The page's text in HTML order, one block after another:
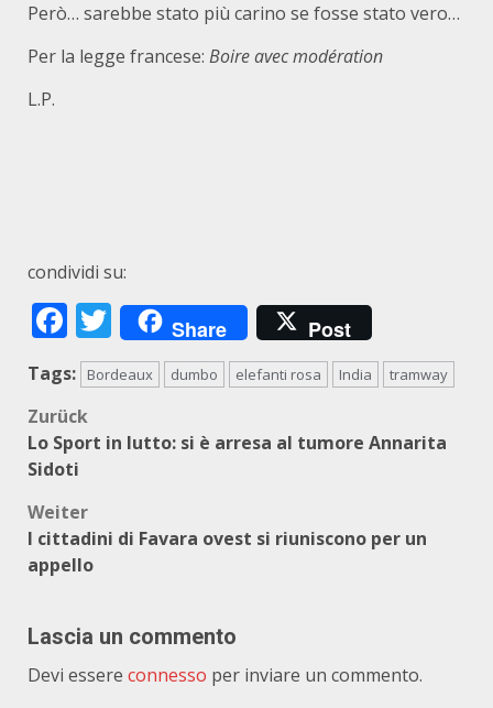
Però… sarebbe stato più carino se fosse stato vero…
Per la legge francese: Boire avec modération
L.P.
condividi su:
Facebook
Twitter
Share Post
Tags: Bordeaux dumbo elefanti rosa India tramway
Beitragsnavigation
Zurück
Lo Sport in lutto: si è arresa al tumore Annarita
Sidoti
Weiter
I cittadini di Favara ovest si riuniscono per un
appello
Lascia un commento
Devi essere connesso per inviare un commento.